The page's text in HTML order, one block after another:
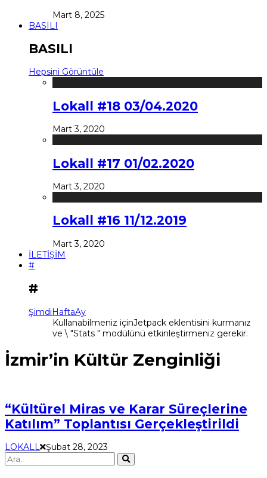
Mart 8, 2025
BASILI
BASILI
Hepsini Görüntüle
Lokall #18 03/04.2020
Mart 3, 2020
Lokall #17 01/02.2020
Mart 3, 2020
Lokall #16 11/12.2019
Mart 3, 2020
İLETİŞİM
#
#
ŞimdiHaftaAy
Kullanabilmeniz içinJetpack eklentisini kurmanız
ve \ "Stats " modülünü etkinleştirmeniz gerekir.
İzmir’in Kültür Zenginliği
“Kültürel Miras ve Karar Süreçlerine
Katılım” Toplantısı Gerçekleştirildi
LOKALL Şubat 28, 2023